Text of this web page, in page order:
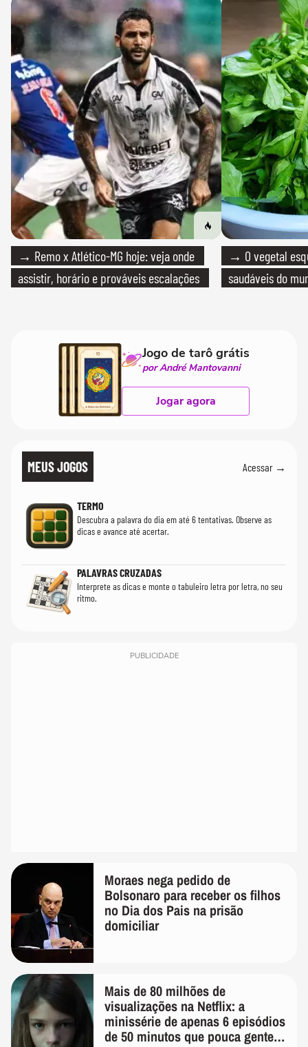
→ Remo x Atlético-MG hoje: veja onde
assistir, horário e prováveis escalações
→ O vegetal
saudáveis do
Jogo de tarô grátis
por André Mantovanni
Jogar agora
MEUS JOGOS Acessar →
TERMO
Descubra a palavra do dia em até 6 tentativas. Observe as
dicas e avance até acertar.
PALAVRAS CRUZADAS
Interprete as dicas e monte o tabuleiro letra por letra, no seu
ritmo.
PUBLICIDADE
Moraes nega pedido de
Bolsonaro para receber os filhos
no Dia dos Pais na prisão
domiciliar
Mais de 80 milhões de
visualizações na Netflix: a
minissérie de apenas 6 episódios
de 50 minutos que pouca gente